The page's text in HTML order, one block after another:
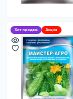
Хит продаж Акция